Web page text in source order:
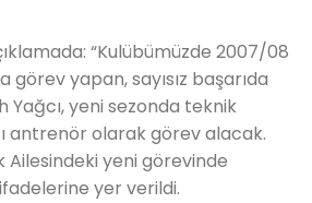
“Kulübümüzde 2007/08
görev yapan, sayısız başarıda
Yağcı, yeni sezonda teknik
antrenör olarak görev alacak.
Ailesindeki yeni görevinde
yer verildi.